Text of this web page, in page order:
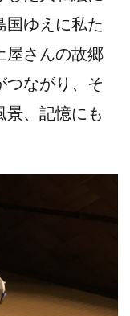
国ゆえに私た
屋さんの故郷
つながり、そ
景、記憶にも